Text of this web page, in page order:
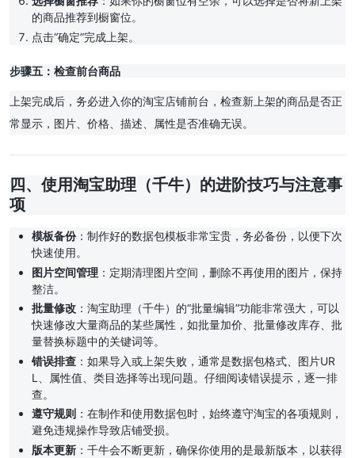
的商品推荐到橱窗位。
点击“确定”完成上架。
步骤五：检查前台商品
上架完成后，务必进入你的淘宝店铺前台，检查新上架的商品是否正
常显示，图片、价格、描述、属性是否准确无误。
四、使用淘宝助理（千牛）的进阶技巧与注意事
项
模板备份：制作好的数据包模板非常宝贵，务必备份，以便下次
快速使用。
图片空间管理 ：定期清理图片空间，删除不再使用的图片，保持
整洁。
批量修改 ：淘宝助理（千牛）的“批量编辑”功能非常强大，可以
快速修改大量商品的某些属性，如批量加价、批量修改库存、批
量替换标题中的关键词等。
错误排查 ：如果导入或上架失败，通常是数据包格式、图片UR
L、属性值、类目选择等出现问题。仔细阅读错误提示，逐一排
查。
遵守规则 ：在制作和使用数据包时，始终遵守淘宝的各项规则，
避免违规操作导致店铺受损。
版本更新 ：千牛会不断更新，确保你使用的是最新版本，以获得